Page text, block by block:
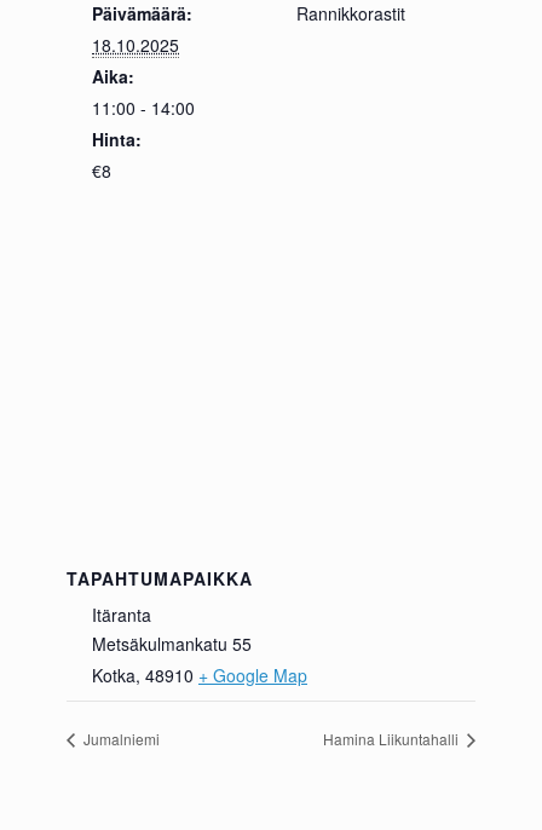
Päivämäärä:
18.10.2025
Aika:
11:00 - 14:00
Hinta:
€8
Rannikkorastit
TAPAHTUMAPAIKKA
Itäranta
Metsäkulmankatu 55
Kotka, 48910 + Google Map
Jumalniemi Hamina Liikuntahalli